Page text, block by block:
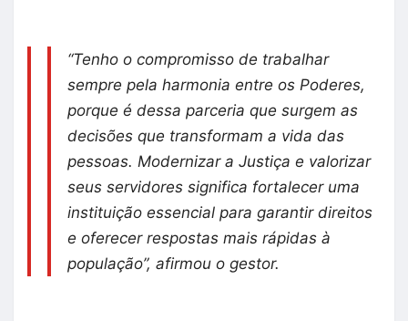
“Tenho o compromisso de trabalhar
sempre pela harmonia entre os Poderes,
porque é dessa parceria que surgem as
decisões que transformam a vida das
pessoas. Modernizar a Justiça e valorizar
seus servidores significa fortalecer uma
instituição essencial para garantir direitos
e oferecer respostas mais rápidas à
população”, afirmou o gestor.